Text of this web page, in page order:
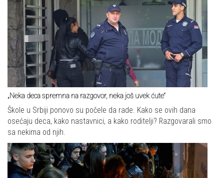
„Neka deca spremna na razgovor, neka još uvek ćute“
Škole u Srbiji ponovo su počele da rade. Kako se ovih dana
osećaju deca, kako nastavnici, a kako roditelji? Razgovarali smo
sa nekima od njih.